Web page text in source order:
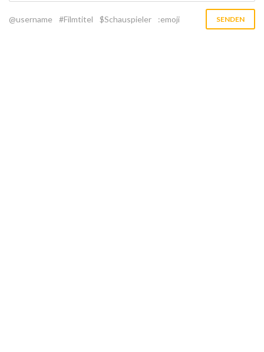
@username #Filmtitel $Schauspieler :emoji